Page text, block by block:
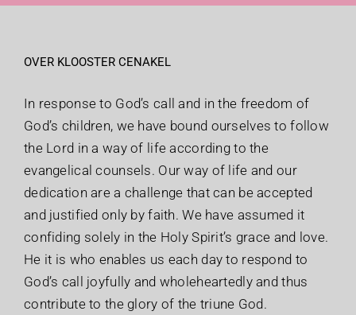
OVER KLOOSTER CENAKEL
In response to God’s call and in the freedom of
God’s children, we have bound ourselves to follow
the Lord in a way of life according to the
evangelical counsels. Our way of life and our
dedication are a challenge that can be accepted
and justified only by faith. We have assumed it
confiding solely in the Holy Spirit’s grace and love.
He it is who enables us each day to respond to
God’s call joyfully and wholeheartedly and thus
contribute to the glory of the triune God.